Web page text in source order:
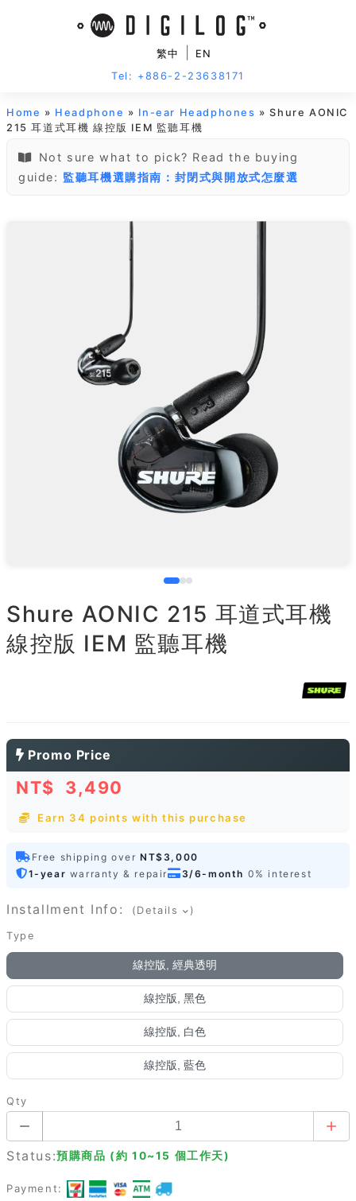
繁中
EN
Tel: +886-2-23638171
Home » Headphone » In-ear Headphones » Shure AONIC
215 耳道式耳機 線控版 IEM 監聽耳機
Not sure what to pick? Read the buying
guide: 監聽耳機選購指南：封閉式與開放式怎麼選
Shure AONIC 215 耳道式耳機
線控版 IEM 監聽耳機
Promo Price
NT$ 3,490
Earn 34 points with this purchase
Free shipping overNT$3,000
1-year warranty & repair 3/6-month 0% interest
Installment Info: (Details )
Type
線控版, 經典透明
線控版, 黑色
線控版, 白色
線控版, 藍色
Qty
Status:預購商品 (約 10~15 個工作天)
Payment: